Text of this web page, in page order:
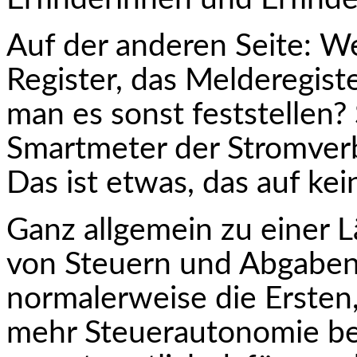
Auf der anderen Seite:
Register, das
man es sonst
Smartmeter der
Das ist etwas, das auf
Ganz allgemein zu einer
von Steuern und
normalerweise die
mehr Steuerautonomie